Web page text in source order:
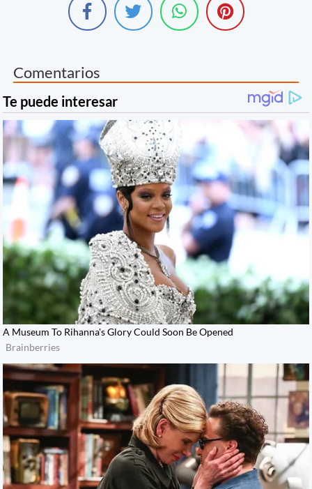
Comentarios